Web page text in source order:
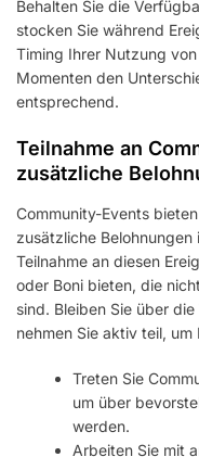
Behalten Sie die
stocken Sie während
Timing Ihrer Nutzung
Momenten den
entsprechend.
Teilnahme an
zusätzliche
Community-Events
zusätzliche
Teilnahme an diesen
oder Boni bieten, die
sind. Bleiben Sie über
nehmen Sie aktiv teil, um
Treten Sie
um über
werden.
Arbeiten Sie mit